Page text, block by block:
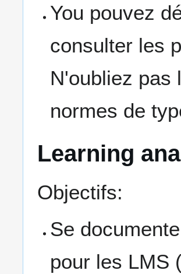
You pouvez
consulter les
N'oubliez pas
normes de
Learning
Objectifs:
Se
pour les LMS